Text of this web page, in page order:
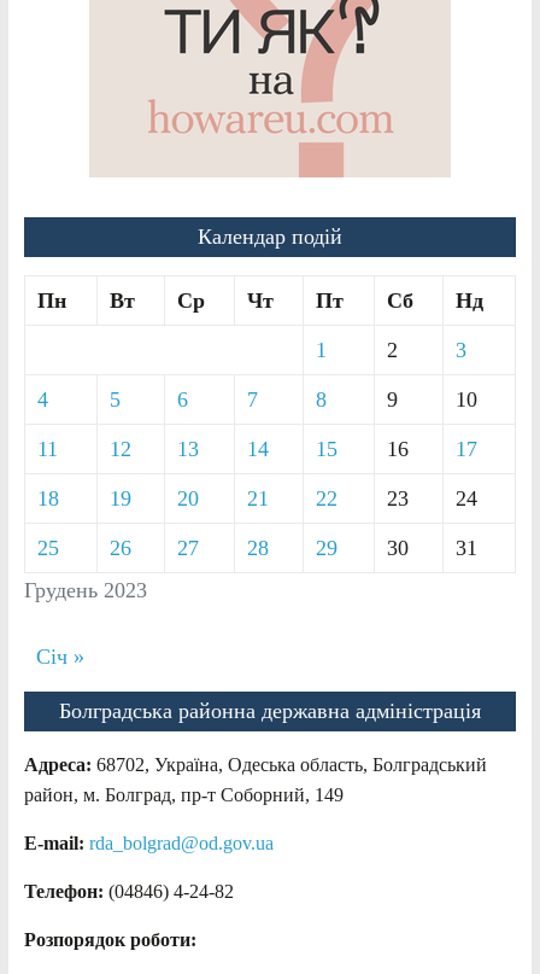
Календар подій
Грудень 2023
Пн Вт Ср Чт Пт Сб Нд
1 2 3
4 5 6 7 8 9 10
11 12 13 14 15 16 17
18 19 20 21 22 23 24
25 26 27 28 29 30 31
Січ »
Болградська районна державна адміністрація
Адреса: 68702, Україна, Одеська область, Болградський
район, м. Болград, пр-т Соборний, 149
E-mail: rda_bolgrad@od.gov.ua
Телефон: (04846) 4-24-82
Розпорядок роботи: